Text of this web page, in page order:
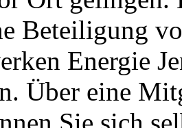
Beteiligung
Energie
Über eine
Sie sich